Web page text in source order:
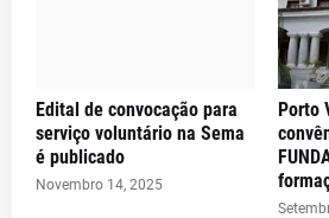
Edital de convocação para
serviço voluntário na Sema
é publicado
Novembro 14, 2025
Porto